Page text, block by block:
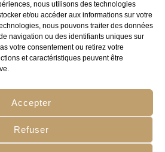
nous utilisons des technologies
et/ou accéder aux informations sur votre
nous pouvons traiter des données
navigation ou des identifiants uniques sur
votre consentement ou retirez votre
et caractéristiques peuvent être
Accepter
Refuser
du moulin | Développé durablement
parGo2People